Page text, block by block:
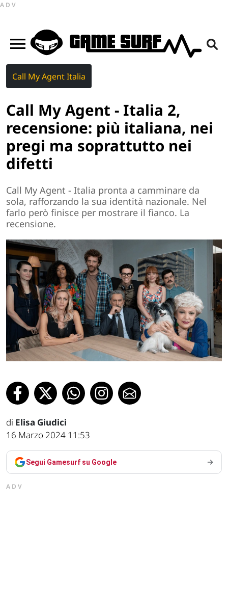
ADV
Call My Agent Italia
Call My Agent - Italia 2,
recensione: più italiana, nei
pregi ma soprattutto nei
difetti
Call My Agent - Italia pronta a camminare da
sola, rafforzando la sua identità nazionale. Nel
farlo però finisce per mostrare il fianco. La
recensione.
di Elisa Giudici
16 Marzo 2024 11:53
Segui Gamesurf su Google
ADV